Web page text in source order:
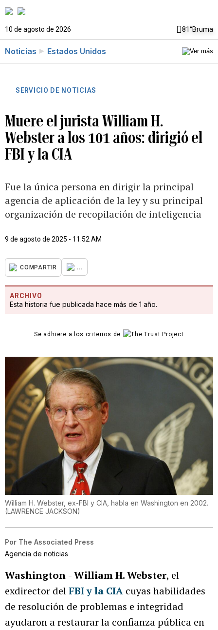
10 de agosto de 2026 81°Bruma
Noticias Estados Unidos
SERVICIO DE NOTICIAS
Muere el jurista William H.
Webster a los 101 años: dirigió el
FBI y la CIA
Fue la única persona en dirigir la principal
agencia de aplicación de la ley y su principal
organización de recopilación de inteligencia
9 de agosto de 2025 - 11:52 AM
COMPARTIR ...
ARCHIVO
Esta historia fue publicada hace más de 1 año.
Se adhiere a los criterios de
William H. Webster, ex-FBI y CIA, habla en Washington en 2002.
(LAWRENCE JACKSON)
Por The Associated Press
Agencia de noticias
Washington -William H. Webster, el
exdirector delFBI y la CIA cuyas habilidades
de resolución de problemas e integridad
ayudaron a restaurar la confianza pública en